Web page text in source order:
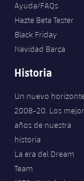
Ayuda/FAQs
Hazte Beta Tester
Black Friday
Navidad Barça
Historia
Un nuevo
2008-20. Los
años de nuestra
historia
La era del Dream
Team